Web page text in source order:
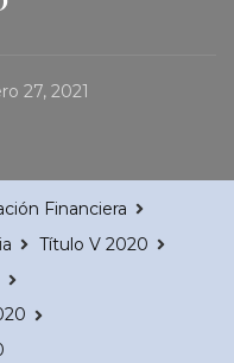
27, 2021
Financiera
Título V 2020